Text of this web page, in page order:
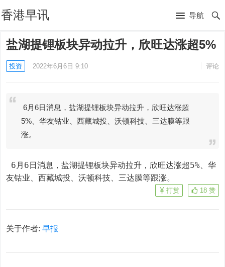
香港早讯 导航
盐湖提锂板块异动拉升，欣旺达涨超5%
投资 2022年6月6日 9:10 评论
6月6日消息，盐湖提锂板块异动拉升，欣旺达涨超
5%、华友钴业、西藏城投、沃顿科技、三达膜等跟
涨。
6月6日消息，盐湖提锂板块异动拉升，欣旺达涨超5%、华
友钴业、西藏城投、沃顿科技、三达膜等跟涨。
18 赞
打赏
关于作者:早报